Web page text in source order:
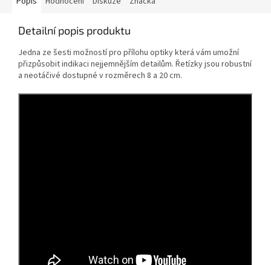
Detailní popis produktu
Jedna ze šesti možností pro přílohu optiky která vám umožní
přizpůsobit indikaci nejjemnějším detailům. Řetízky jsou robustní
a neotáčivé dostupné v rozměrech 8 a 20 cm.